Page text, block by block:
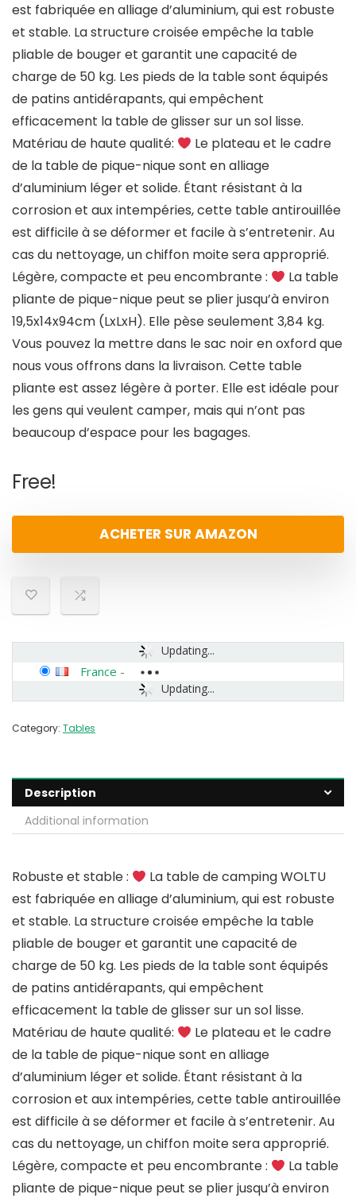
est fabriquée en alliage d’aluminium, qui est robuste
et stable. La structure croisée empêche la table
pliable de bouger et garantit une capacité de
charge de 50 kg. Les pieds de la table sont équipés
de patins antidérapants, qui empêchent
efficacement la table de glisser sur un sol lisse.
Matériau de haute qualité:
Le plateau et le cadre
de la table de pique-nique sont en alliage
d’aluminium léger et solide. Étant résistant à la
corrosion et aux intempéries, cette table antirouillée
est difficile à se déformer et facile à s’entretenir. Au
cas du nettoyage, un chiffon moite sera approprié.
Légère, compacte et peu encombrante :
La table
pliante de pique-nique peut se plier jusqu’à environ
19,5x14x94cm (LxLxH). Elle pèse seulement 3,84 kg.
Vous pouvez la mettre dans le sac noir en oxford que
nous vous offrons dans la livraison. Cette table
pliante est assez légère à porter. Elle est idéale pour
les gens qui veulent camper, mais qui n’ont pas
beaucoup d’espace pour les bagages.
Free!
ACHETER SUR AMAZON
Updating...
Updating...
France -
Category: Tables
Description
Additional information
Robuste et stable :
La table de camping WOLTU
est fabriquée en alliage d’aluminium, qui est robuste
et stable. La structure croisée empêche la table
pliable de bouger et garantit une capacité de
charge de 50 kg. Les pieds de la table sont équipés
de patins antidérapants, qui empêchent
efficacement la table de glisser sur un sol lisse.
Matériau de haute qualité:
Le plateau et le cadre
de la table de pique-nique sont en alliage
d’aluminium léger et solide. Étant résistant à la
corrosion et aux intempéries, cette table antirouillée
est difficile à se déformer et facile à s’entretenir. Au
cas du nettoyage, un chiffon moite sera approprié.
Légère, compacte et peu encombrante :
La table
pliante de pique-nique peut se plier jusqu’à environ